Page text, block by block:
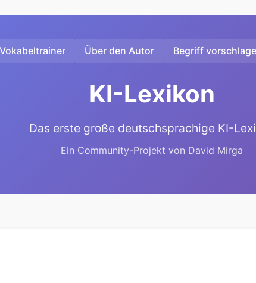
Über den Autor Begriff
KI-Lexikon
Das erste große deutschsprachige KI-
Ein Community-Projekt von David Mirga